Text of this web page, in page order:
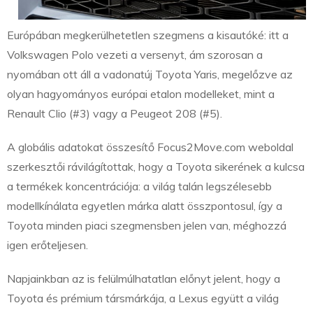
Európában megkerülhetetlen szegmens a kisautóké: itt a
Volkswagen Polo vezeti a versenyt, ám szorosan a
nyomában ott áll a vadonatúj Toyota Yaris, megelőzve az
olyan hagyományos európai etalon modelleket, mint a
Renault Clio (#3) vagy a Peugeot 208 (#5).
A globális adatokat összesítő Focus2Move.com weboldal
szerkesztői rávilágítottak, hogy a Toyota sikerének a kulcsa
a termékek koncentrációja: a világ talán legszélesebb
modellkínálata egyetlen márka alatt összpontosul, így a
Toyota minden piaci szegmensben jelen van, méghozzá
igen erőteljesen.
Napjainkban az is felülmúlhatatlan előnyt jelent, hogy a
Toyota és prémium társmárkája, a Lexus együtt a világ